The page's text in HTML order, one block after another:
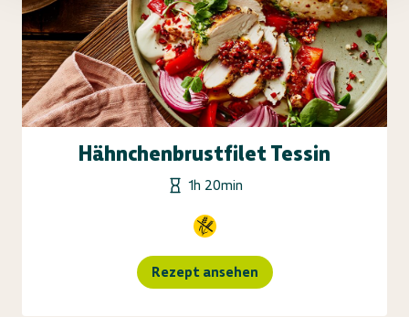
Hähnchenbrustfilet Tessin
1h 20min
Rezept ansehen